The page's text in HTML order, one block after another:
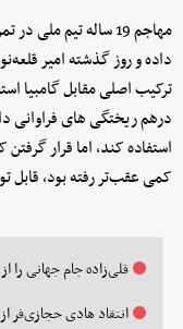
مهاجم 19 ساله تیم
داده و روز گذشته امیر
ترکیب اصلی مقابل گامبیا
درهم ریختگی های فراوانی
استفاده کند، اما قرار
کمی عقب‌تر رفته بود، قابل
قلی‌زاده جام جهانی را
انتقاد هادی حجازی‌فر